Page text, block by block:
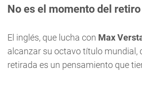
No es el momento del
El inglés, que lucha con Max
alcanzar su octavo título mundial,
retirada es un pensamiento que